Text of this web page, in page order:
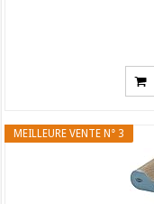
MEILLEURE VENTE N° 3